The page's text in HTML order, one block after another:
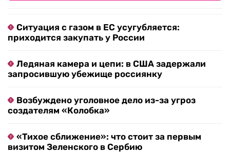
Ситуация с газом в ЕС усугубляется:
приходится закупать у России
Ледяная камера и цепи: в США задержали
запросившую убежище россиянку
Возбуждено уголовное дело из-за угроз
создателям «Колобка»
«Тихое сближение»: что стоит за первым
визитом Зеленского в Сербию